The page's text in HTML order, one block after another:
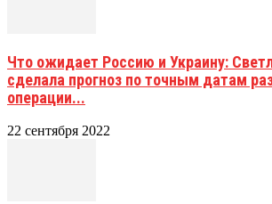
Что ожидает Россию и Украину:
сделала прогноз по точным датам
операции...
22 сентября 2022